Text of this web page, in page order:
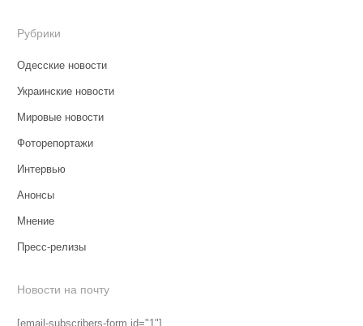
Рубрики
Одесские новости
Украинские новости
Мировые новости
Фоторепортажи
Интервью
Анонсы
Мнение
Пресс-релизы
Новости на почту
[email-subscribers-form id="1"]